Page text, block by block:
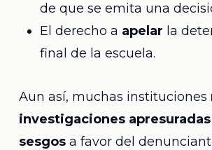
de que se emita una
El derecho a apelar la
final de la escuela.
Aun así, muchas instituciones
investigaciones
sesgosa favor del